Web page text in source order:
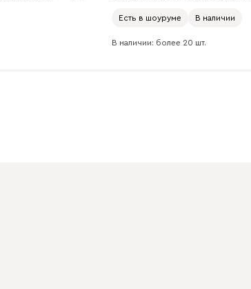
Есть в шоуруме В наличии
В наличии: более 20 шт.